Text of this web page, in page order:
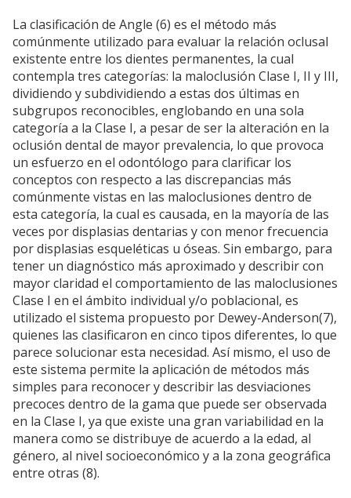
La clasificación de Angle (6) es el método más
comúnmente utilizado para evaluar la relación oclusal
existente entre los dientes permanentes, la cual
contempla tres categorías: la maloclusión Clase I, II y III,
dividiendo y subdividiendo a estas dos últimas en
subgrupos reconocibles, englobando en una sola
categoría a la Clase I, a pesar de ser la alteración en la
oclusión dental de mayor prevalencia, lo que provoca
un esfuerzo en el odontólogo para clarificar los
conceptos con respecto a las discrepancias más
comúnmente vistas en las maloclusiones dentro de
esta categoría, la cual es causada, en la mayoría de las
veces por displasias dentarias y con menor frecuencia
por displasias esqueléticas u óseas. Sin embargo, para
tener un diagnóstico más aproximado y describir con
mayor claridad el comportamiento de las maloclusiones
Clase I en el ámbito individual y/o poblacional, es
utilizado el sistema propuesto por Dewey-Anderson(7),
quienes las clasificaron en cinco tipos diferentes, lo que
parece solucionar esta necesidad. Así mismo, el uso de
este sistema permite la aplicación de métodos más
simples para reconocer y describir las desviaciones
precoces dentro de la gama que puede ser observada
en la Clase I, ya que existe una gran variabilidad en la
manera como se distribuye de acuerdo a la edad, al
género, al nivel socioeconómico y a la zona geográfica
entre otras (8).